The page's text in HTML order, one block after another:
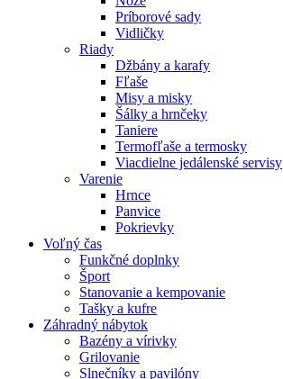
Príborové sady
Vidličky
Riady
Džbány a karafy
Fľaše
Misy a misky
Šálky a hrnčeky
Taniere
Termofľaše a termosky
Viacdielne jedálenské servisy
Varenie
Hrnce
Panvice
Pokrievky
Voľný čas
Funkčné doplnky
Šport
Stanovanie a kempovanie
Tašky a kufre
Záhradný nábytok
Bazény a vírivky
Grilovanie
Slnečníky a pavilóny